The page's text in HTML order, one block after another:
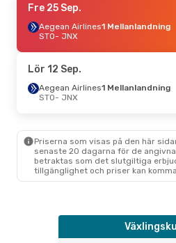
Mån 21 Sep.
Aegean Airlines1 Mellanlandning
STO- JNX
JNX- STO
Fre 16 Okt.- Tis 20 Okt.
JNX
Lör 3 Okt.- Ons 7 Okt.
- STO
Fre 25 Sep.
Aegean Airlines1 Mellanlandning
STO- JNX
Lör 12 Sep.
Aegean Airlines1 Mellanlandning
STO- JNX
Priserna som visas på den här
senaste 20 dagarna för de
betraktas som det slutgiltiga
tillgänglighet och priser kan